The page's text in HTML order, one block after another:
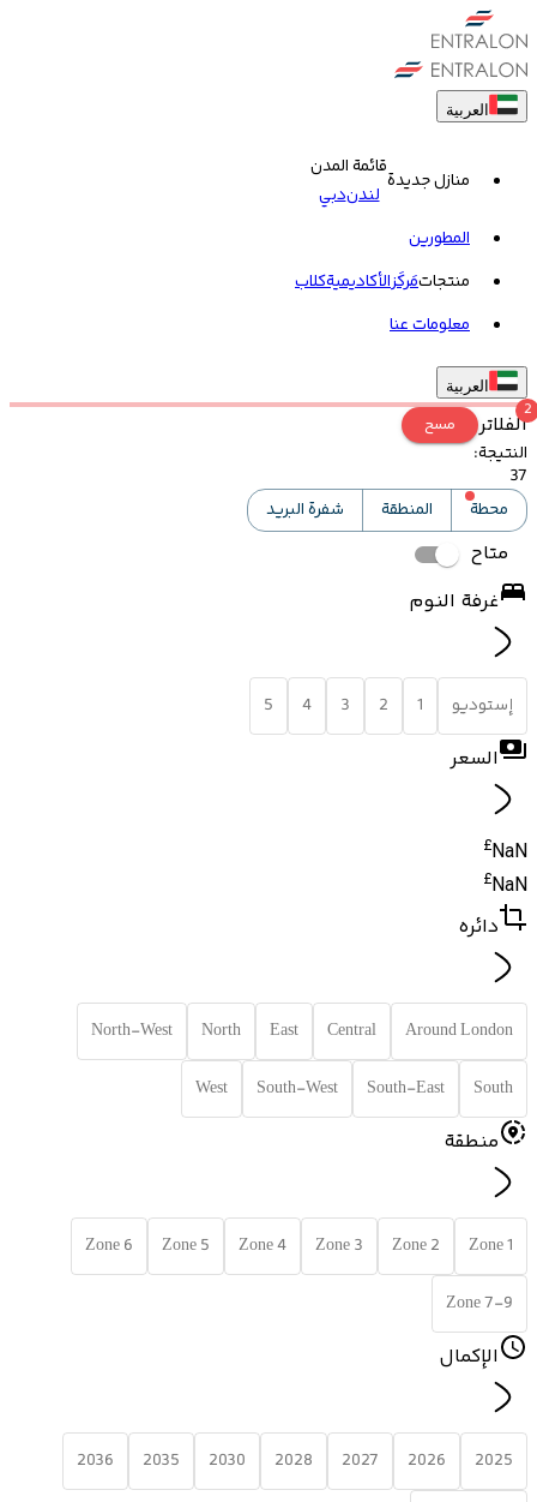
العربية
منازل جديدة
قائمة المدن
لندندبي
المطورين
منتجاتمَركَزالأكاديميةکلاب
معلومات عنا
العربية
الفلاتر
2
مسح
النتيجة:
37
محطة
المنطقة شفرة البريد
متاح
غرفة النوم
إستوديو 1
2
3
4
5
السعر
NaN
£
NaN
£
دائره
Around London
Central
East
North
North-West
South
South-East
South-West
West
منطقة
Zone 1
Zone 2
Zone 3
Zone 4
Zone 5
Zone 6
Zone 7-9
الإكمال
2025
2026
2027
2028
2030
2035
2036